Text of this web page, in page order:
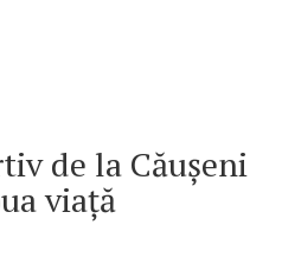
de la Căușeni
viață